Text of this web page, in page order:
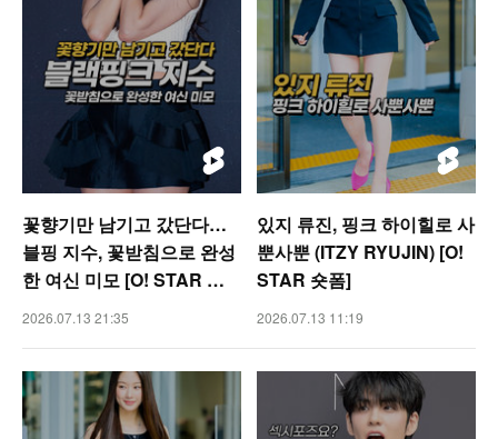
꽃향기만 남기고 갔단다…
블핑 지수, 꽃받침으로 완성
한 여신 미모 [O! STAR 숏
폼]
2026.07.13 21:35
있지 류진, 핑크 하이힐로 사
뿐사뿐 (ITZY RYUJIN) [O!
STAR 숏폼]
2026.07.13 11:19